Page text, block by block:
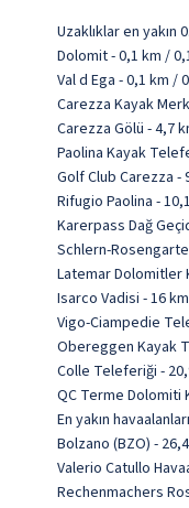
Uzaklıklar en
Dolomit - 0,1 km /
Val d Ega - 0,1 km /
Carezza Kayak
Carezza Gölü - 4,7
Paolina Kayak
Golf Club Carezza -
Rifugio Paolina -
Karerpass Dağ
Schlern-
Latemar Dolomitler
Isarco Vadisi - 16
Vigo-Ciampedie
Obereggen Kayak
Colle Teleferiği -
QC Terme Dolomiti
En yakın
Bolzano (BZO) -
Valerio Catullo
Rechenmachers